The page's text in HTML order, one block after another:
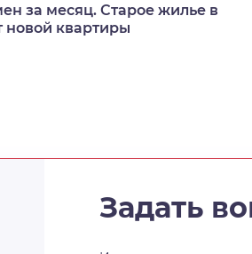
за месяц. Старое жилье в
новой квартиры
Задать